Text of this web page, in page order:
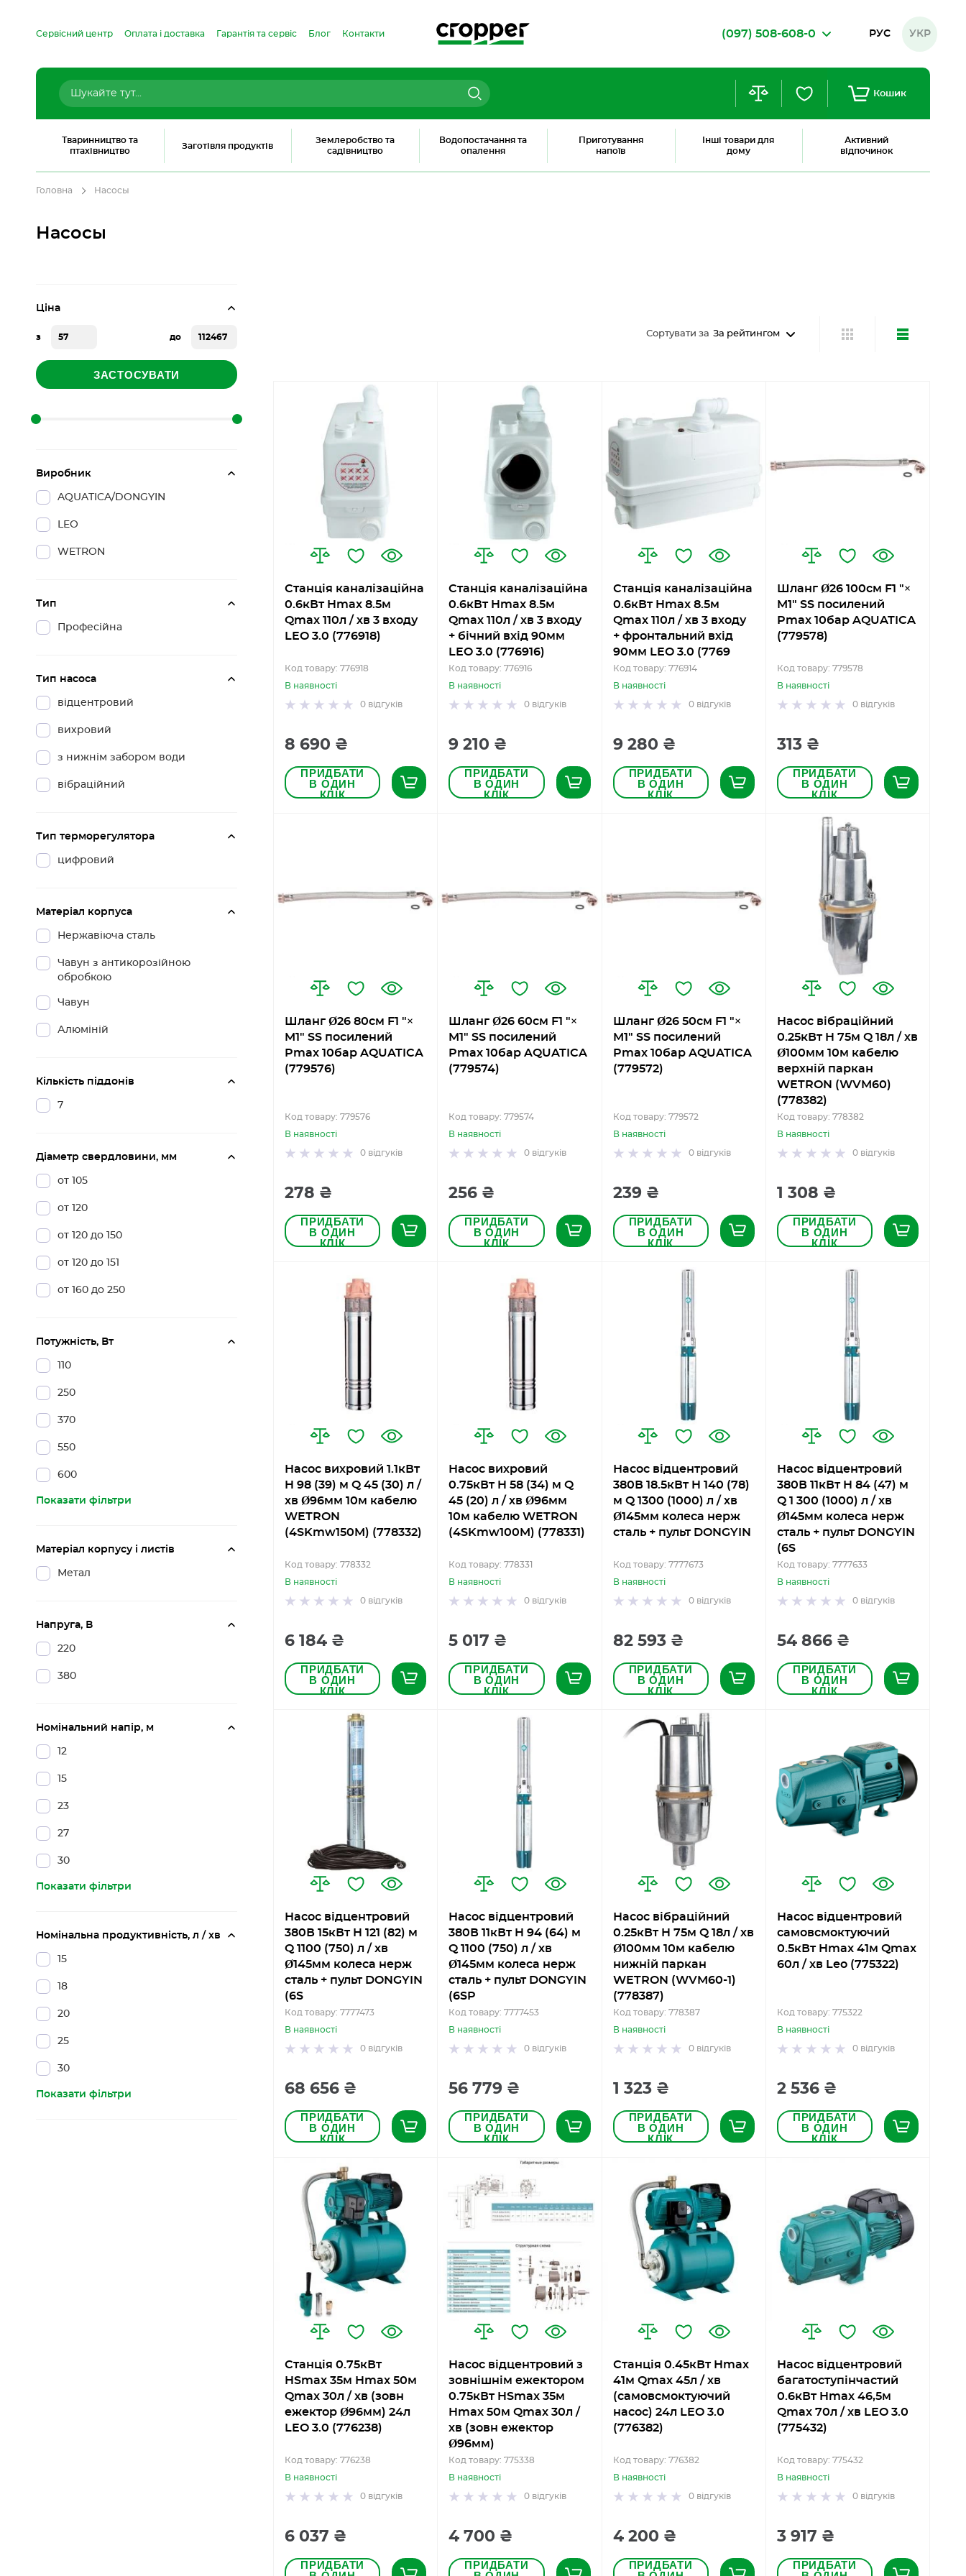
РУС УКР
Тваринництво та
птахівництво
Заготівля продуктів
Землеробство та
садівництво
Водопостачання та
опалення
Приготування
напоїв
Інші товари для
дому
Активний
відпочинок
Сервісний центр Оплата і доставка Гарантія та сервіс Блог Контакти (097) 508-608-0
Кошик
Головна Насосы
Насосы
Сортувати за За рейтингом
Станція каналізаційна
0.6кВт Hmax 8.5м
Qmax 110л / хв 3 входу
LEO 3.0 (776918)
Код товару: 776918
В наявності
0 відгуків
8 690 ₴
ПРИДБАТИ
В ОДИН
КЛІК
Станція каналізаційна
0.6кВт Hmax 8.5м
Qmax 110л / хв 3 входу
+ бічний вхід 90мм
LEO 3.0 (776916)
Код товару: 776916
В наявності
0 відгуків
9 210 ₴
ПРИДБАТИ
В ОДИН
КЛІК
Станція каналізаційна
0.6кВт Hmax 8.5м
Qmax 110л / хв 3 входу
+ фронтальний вхід
90мм LEO 3.0 (7769
Код товару: 776914
В наявності
0 відгуків
9 280 ₴
ПРИДБАТИ
В ОДИН
КЛІК
Шланг Ø26 100см F1 "×
M1" SS посилений
Pmax 10бар AQUATICA
(779578)
Код товару: 779578
В наявності
0 відгуків
313 ₴
ПРИДБАТИ
В ОДИН
КЛІК
Шланг Ø26 80см F1 "×
M1" SS посилений
Pmax 10бар AQUATICA
(779576)
Код товару: 779576
В наявності
0 відгуків
278 ₴
ПРИДБАТИ
В ОДИН
КЛІК
Шланг Ø26 60см F1 "×
M1" SS посилений
Pmax 10бар AQUATICA
(779574)
Код товару: 779574
В наявності
0 відгуків
256 ₴
ПРИДБАТИ
В ОДИН
КЛІК
Шланг Ø26 50см F1 "×
M1" SS посилений
Pmax 10бар AQUATICA
(779572)
Код товару: 779572
В наявності
0 відгуків
239 ₴
ПРИДБАТИ
В ОДИН
КЛІК
Насос вібраційний
0.25кВт H 75м Q 18л / хв
Ø100мм 10м кабелю
верхній паркан
WETRON (WVM60)
(778382)
Код товару: 778382
В наявності
0 відгуків
1 308 ₴
ПРИДБАТИ
В ОДИН
КЛІК
Насос вихровий 1.1кВт
H 98 (39) м Q 45 (30) л /
хв Ø96мм 10м кабелю
WETRON
(4SKmw150M) (778332)
Код товару: 778332
В наявності
0 відгуків
6 184 ₴
ПРИДБАТИ
В ОДИН
КЛІК
Насос вихровий
0.75кВт H 58 (34) м Q
45 (20) л / хв Ø96мм
10м кабелю WETRON
(4SKmw100M) (778331)
Код товару: 778331
В наявності
0 відгуків
5 017 ₴
ПРИДБАТИ
В ОДИН
КЛІК
Насос відцентровий
380В 18.5кВт H 140 (78)
м Q 1300 (1000) л / хв
Ø145мм колеса нерж
сталь + пульт DONGYIN
Код товару: 7777673
В наявності
0 відгуків
82 593 ₴
ПРИДБАТИ
В ОДИН
КЛІК
Насос відцентровий
380В 11кВт H 84 (47) м
Q 1 300 (1000) л / хв
Ø145мм колеса нерж
сталь + пульт DONGYIN
(6S
Код товару: 7777633
В наявності
0 відгуків
54 866 ₴
ПРИДБАТИ
В ОДИН
КЛІК
Насос відцентровий
380В 15кВт H 121 (82) м
Q 1100 (750) л / хв
Ø145мм колеса нерж
сталь + пульт DONGYIN
(6S
Код товару: 7777473
В наявності
0 відгуків
68 656 ₴
ПРИДБАТИ
В ОДИН
КЛІК
Насос відцентровий
380В 11кВт H 94 (64) м
Q 1100 (750) л / хв
Ø145мм колеса нерж
сталь + пульт DONGYIN
(6SP
Код товару: 7777453
В наявності
0 відгуків
56 779 ₴
ПРИДБАТИ
В ОДИН
КЛІК
Насос вібраційний
0.25кВт H 75м Q 18л / хв
Ø100мм 10м кабелю
нижній паркан
WETRON (WVM60-1)
(778387)
Код товару: 778387
В наявності
0 відгуків
1 323 ₴
ПРИДБАТИ
В ОДИН
КЛІК
Насос відцентровий
самовсмоктуючий
0.5кВт Hmax 41м Qmax
60л / хв Leo (775322)
Код товару: 775322
В наявності
0 відгуків
2 536 ₴
ПРИДБАТИ
В ОДИН
КЛІК
Станція 0.75кВт
HSmax 35м Hmax 50м
Qmax 30л / хв (зовн
ежектор Ø96мм) 24л
LEO 3.0 (776238)
Код товару: 776238
В наявності
0 відгуків
6 037 ₴
ПРИДБАТИ
Насос відцентровий з
зовнішнім ежектором
0.75кВт HSmax 35м
Hmax 50м Qmax 30л /
хв (зовн ежектор
Ø96мм)
Код товару: 775338
В наявності
0 відгуків
4 700 ₴
ПРИДБАТИ
Станція 0.45кВт Hmax
41м Qmax 45л / хв
(самовсмоктуючий
насос) 24л LEO 3.0
(776382)
Код товару: 776382
В наявності
0 відгуків
4 200 ₴
ПРИДБАТИ
Насос відцентровий
багатоступінчастий
0.6кВт Hmax 46,5м
Qmax 70л / хв LEO 3.0
(775432)
Код товару: 775432
В наявності
0 відгуків
3 917 ₴
ПРИДБАТИ
Ціна
з до
ЗАСТОСУВАТИ
Виробник
AQUATICA/DONGYIN
LEO
WETRON
Тип
Професійна
Тип насоса
відцентровий
вихровий
з нижнім забором води
вібраційний
Тип терморегулятора
цифровий
Матеріал корпуса
Нержавіюча сталь
Чавун з антикорозійною
обробкою
Чавун
Алюміній
Кількість піддонів
7
Діаметр свердловини, мм
от 105
от 120
от 120 до 150
от 120 до 151
от 160 до 250
Потужність, Вт
110
250
370
550
600
Показати фільтри
Матеріал корпусу і листів
Метал
Напруга, В
220
380
Номінальний напір, м
12
15
23
27
30
Показати фільтри
Номінальна продуктивність, л / хв
15
18
20
25
30
Показати фільтри